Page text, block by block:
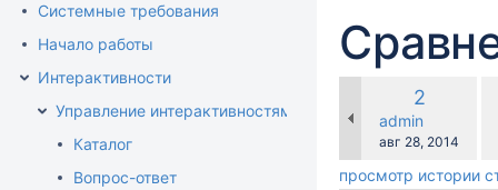
Системные требования
Начало работы
Интерактивности
Управление интерактивностями
Каталог
Вопрос-ответ
Старая
версия
2
admin
Сохранено
авг 28, 2014
просмотр истории